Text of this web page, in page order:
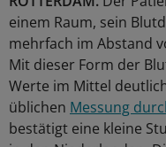
einem Raum, sein
mehrfach im Abstand
Mit dieser Form der
Werte im Mittel
üblichen Messung
bestätigt eine kleine